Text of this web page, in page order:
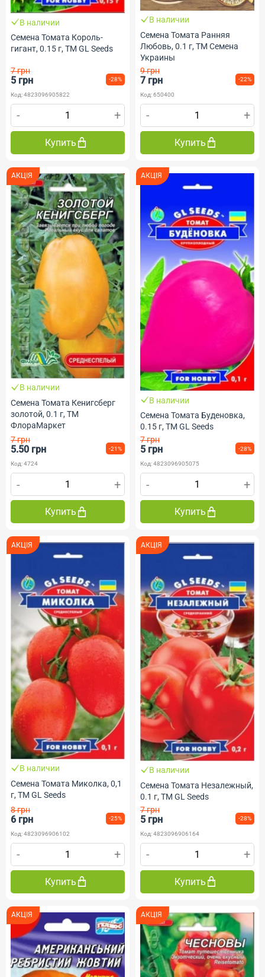
В наличии
Семена Томата Король-
гигант, 0.15 г, ТМ GL Seeds
7 грн
5 грн -28%
Код: 4823096905822
- +
Купить
В наличии
Семена Томата Ранняя
Любовь, 0.1 г, ТМ Семена
Украины
9 грн
7 грн -22%
Код: 650400
- +
Купить
АКЦІЯ
В наличии
Семена Томата Кенигсберг
золотой, 0.1 г, ТМ
ФлораМаркет
7 грн
5.50 грн -21%
Код: 4724
- +
Купить
АКЦІЯ
В наличии
Семена Томата Буденовка,
0.15 г, ТМ GL Seeds
7 грн
5 грн -28%
Код: 4823096905075
- +
Купить
АКЦІЯ
В наличии
Семена Томата Миколка, 0,1
г, ТМ GL Seeds
8 грн
6 грн -25%
Код: 4823096906102
- +
Купить
АКЦІЯ
В наличии
Семена Томата Незалежный,
0.1 г, ТМ GL Seeds
7 грн
5 грн -28%
Код: 4823096906164
- +
Купить
АКЦІЯ АКЦІЯ